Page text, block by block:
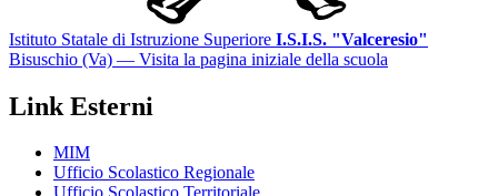
Istituto Statale di Istruzione Superiore I.S.I.S. "Valceresio"
Bisuschio (Va) — Visita la pagina iniziale della scuola
Link Esterni
MIM
Ufficio Scolastico Regionale